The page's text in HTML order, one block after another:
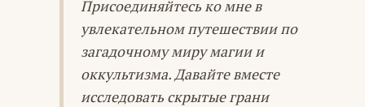
Присоединяйтесь ко мне в
увлекательном путешествии по
загадочному миру магии и
оккультизма. Давайте вместе
исследовать скрытые грани